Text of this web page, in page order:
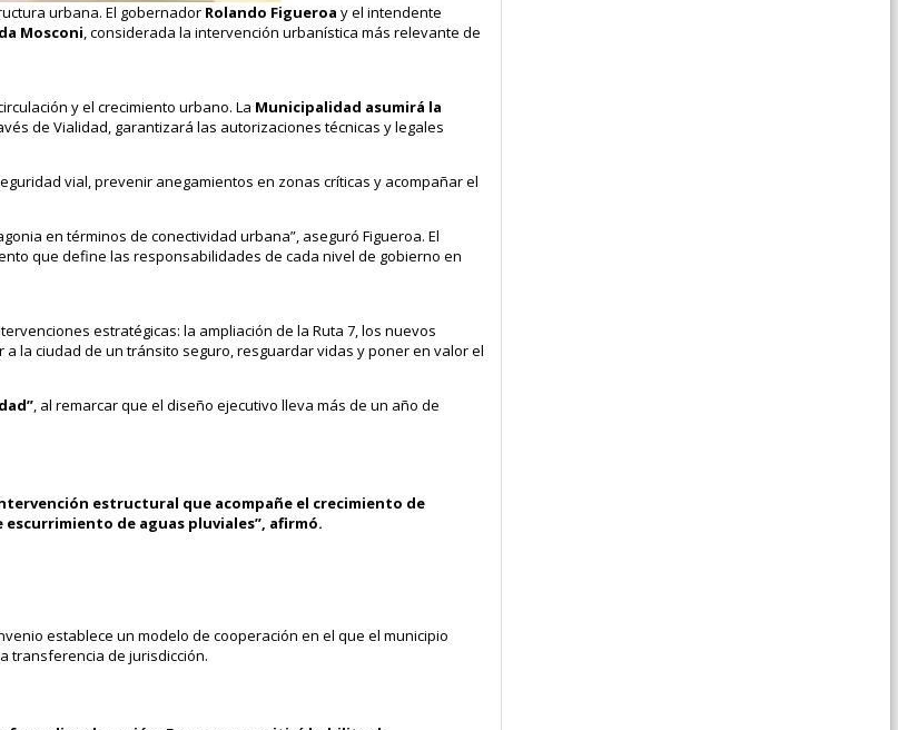
urbana. El gobernador Rolando Figueroa y el intendente
Mosconi, considerada la intervención urbanística más relevante de
y el crecimiento urbano. La Municipalidad asumirá la
de Vialidad, garantizará las autorizaciones técnicas y legales
vial, prevenir anegamientos en zonas críticas y acompañar el
en términos de conectividad urbana”, aseguró Figueroa. El
que define las responsabilidades de cada nivel de gobierno en
estratégicas: la ampliación de la Ruta 7, los nuevos
la ciudad de un tránsito seguro, resguardar vidas y poner en valor el
, al remarcar que el diseño ejecutivo lleva más de un año de
estructural que acompañe el crecimiento de
de aguas pluviales”, afirmó.
establece un modelo de cooperación en el que el municipio
transferencia de jurisdicción.